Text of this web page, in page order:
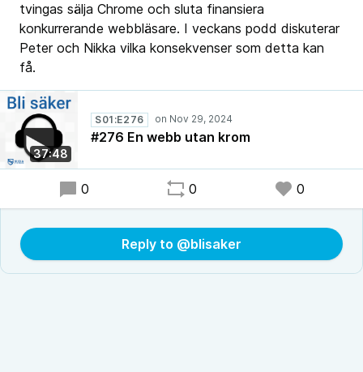
tvingas sälja Chrome och sluta finansiera
konkurrerande webbläsare. I veckans podd diskuterar
Peter och Nikka vilka konsekvenser som detta kan
få.
37:48
S01:E276
#276 En webb utan krom
0 0 0
Reply to @blisaker